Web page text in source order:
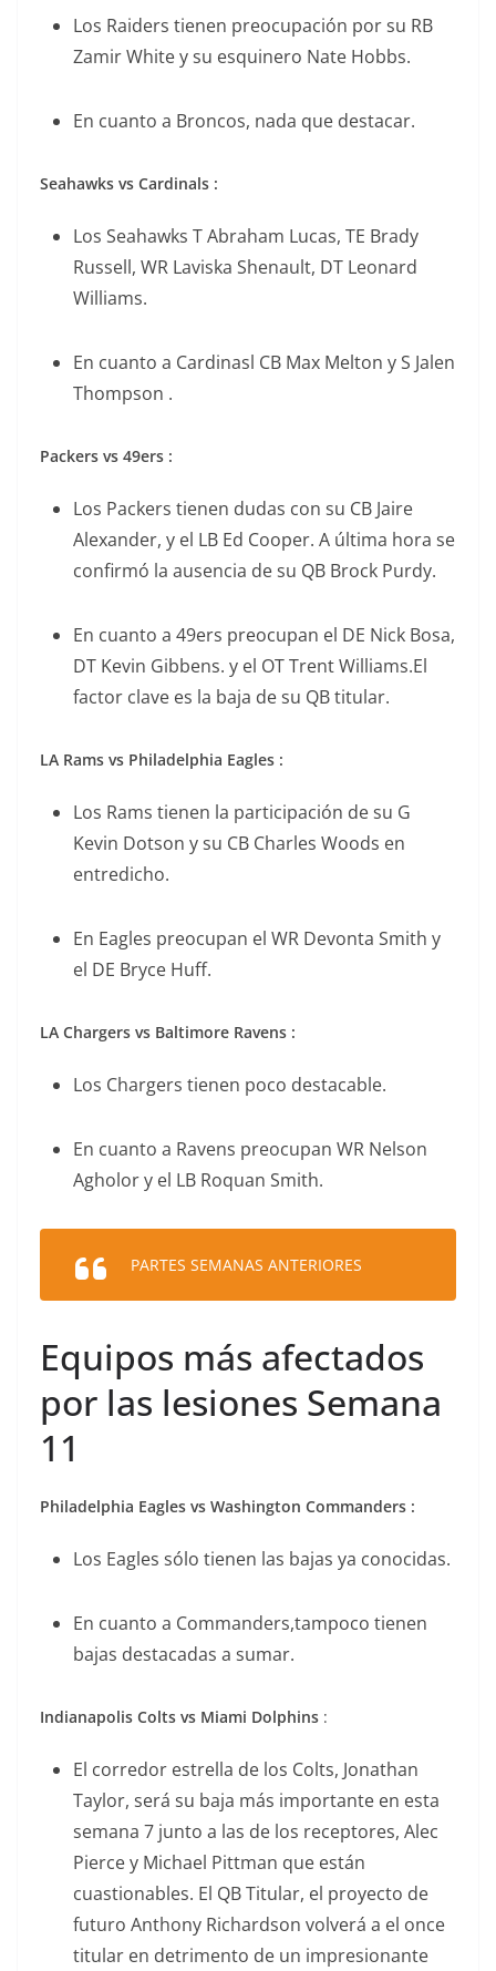
Los Raiders tienen preocupación por su RB
Zamir White y su esquinero Nate Hobbs.
En cuanto a Broncos, nada que destacar.
Seahawks vs Cardinals :
Los Seahawks T Abraham Lucas, TE Brady
Russell, WR Laviska Shenault, DT Leonard
Williams.
En cuanto a Cardinasl CB Max Melton y S Jalen
Thompson .
Packers vs 49ers :
Los Packers tienen dudas con su CB Jaire
Alexander, y el LB Ed Cooper. A última hora se
confirmó la ausencia de su QB Brock Purdy.
En cuanto a 49ers preocupan el DE Nick Bosa,
DT Kevin Gibbens. y el OT Trent Williams.El
factor clave es la baja de su QB titular.
LA Rams vs Philadelphia Eagles :
Los Rams tienen la participación de su G
Kevin Dotson y su CB Charles Woods en
entredicho.
En Eagles preocupan el WR Devonta Smith y
el DE Bryce Huff.
LA Chargers vs Baltimore Ravens :
Los Chargers tienen poco destacable.
En cuanto a Ravens preocupan WR Nelson
Agholor y el LB Roquan Smith.
PARTES SEMANAS ANTERIORES
Equipos más afectados
por las lesiones Semana
11
Philadelphia Eagles vs Washington Commanders :
Los Eagles sólo tienen las bajas ya conocidas.
En cuanto a Commanders,tampoco tienen
bajas destacadas a sumar.
Indianapolis Colts vs Miami Dolphins :
El corredor estrella de los Colts, Jonathan
Taylor, será su baja más importante en esta
semana 7 junto a las de los receptores, Alec
Pierce y Michael Pittman que están
cuastionables. El QB Titular, el proyecto de
futuro Anthony Richardson volverá a el once
titular en detrimento de un impresionante